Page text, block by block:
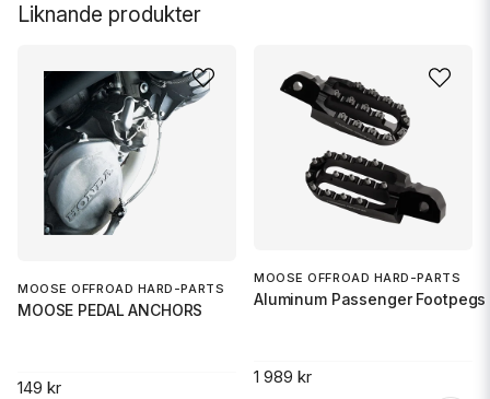
Liknande produkter
MOOSE OFFROAD HARD-PARTS
MOOSE PEDAL ANCHORS
149 kr
MOOSE OFFROAD HARD-PARTS
Aluminum Passenger
1 989 kr